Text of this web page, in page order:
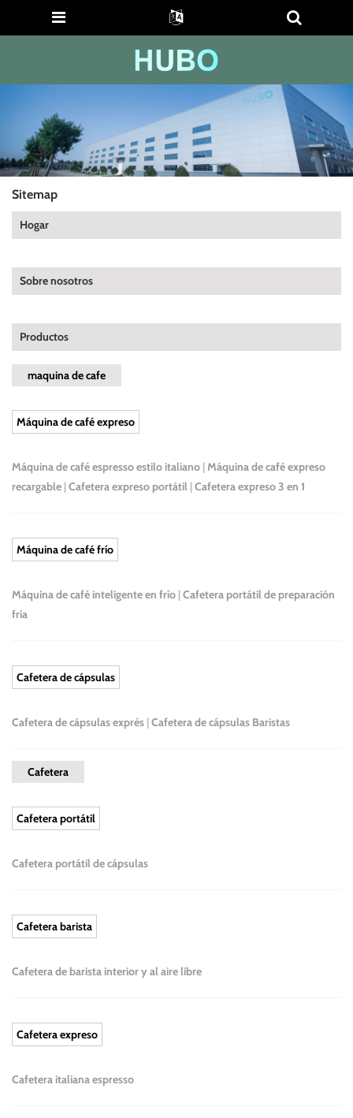
Sitemap
Hogar
Sobre nosotros
Productos
maquina de cafe
Máquina de café expreso
Máquina de café espresso estilo italiano |Máquina de café expreso
recargable |Cafetera expreso portátil |Cafetera expreso 3 en 1
Máquina de café frío
Máquina de café inteligente en frío |Cafetera portátil de preparación
fría
Cafetera de cápsulas
Cafetera de cápsulas exprés |Cafetera de cápsulas Baristas
Cafetera
Cafetera portátil
Cafetera portátil de cápsulas
Cafetera barista
Cafetera de barista interior y al aire libre
Cafetera expreso
Cafetera italiana espresso